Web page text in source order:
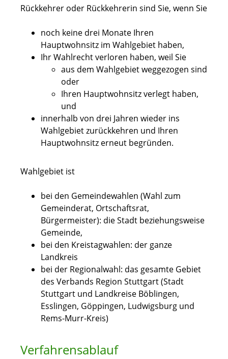
Rückkehrer oder Rückkehrerin sind Sie, wenn Sie
noch keine drei Monate Ihren
Hauptwohnsitz im Wahlgebiet haben,
Ihr Wahlrecht verloren haben, weil Sie
aus dem Wahlgebiet weggezogen sind
oder
Ihren Hauptwohnsitz verlegt haben,
und
innerhalb von drei Jahren wieder ins
Wahlgebiet zurückkehren und Ihren
Hauptwohnsitz erneut begründen.
Wahlgebiet ist
bei den Gemeindewahlen (Wahl zum
Gemeinderat, Ortschaftsrat,
Bürgermeister): die Stadt beziehungsweise
Gemeinde,
bei den Kreistagwahlen: der ganze
Landkreis
bei der Regionalwahl: das gesamte Gebiet
des Verbands Region Stuttgart (Stadt
Stuttgart und Landkreise Böblingen,
Esslingen, Göppingen, Ludwigsburg und
Rems-Murr-Kreis)
Verfahrensablauf